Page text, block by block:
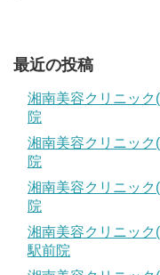
最近の投稿
湘南美容クリニック
院
湘南美容クリニック
院
湘南美容クリニック
院
湘南美容クリニック
駅前院